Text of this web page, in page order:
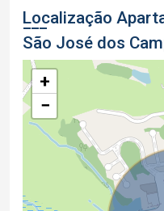
Localização
São José dos
+
−